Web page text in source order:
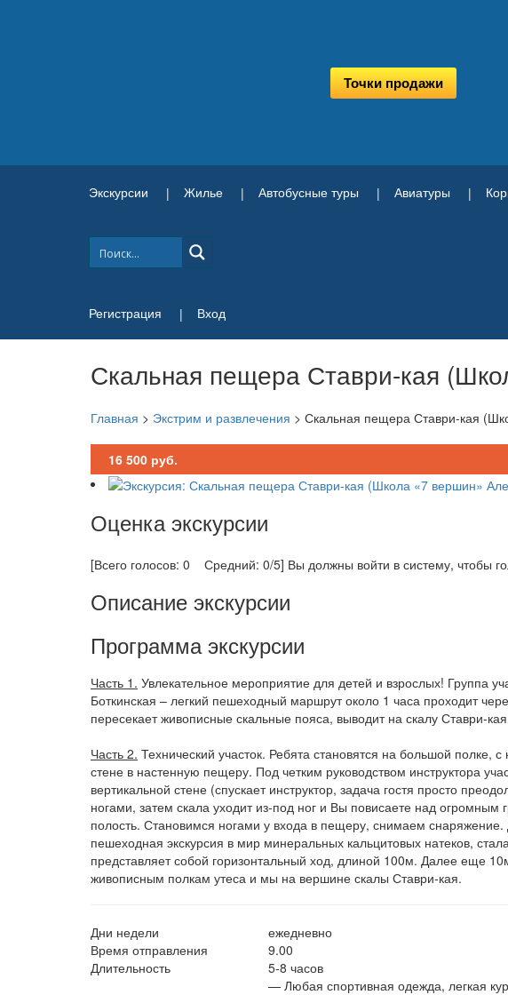
Точки продажи
Экскурсии Жилье Автобусные туры Авиатуры
Регистрация Вход
Скальная пещера Ставри-кая
Главная > Экстрим и развлечения > Скальная пещера Ставри-кая
16 500 руб.
Оценка экскурсии
[Всего голосов: 0 Средний: 0/5] Вы должны войти в систему, чтобы
Описание экскурсии
Программа экскурсии
Часть 1. Увлекательное мероприятие для детей и взрослых! Группа
Боткинская – легкий пешеходный маршрут около 1 часа проходит
пересекает живописные скальные пояса, выводит на скалу Ставри-
Часть 2. Технический участок. Ребята становятся на большой полке,
стене в настенную пещеру. Под четким руководством инструктора
вертикальной стене (спускает инструктор, задача гостя просто
ногами, затем скала уходит из-под ног и Вы повисаете над
полость. Становимся ногами у входа в пещеру, снимаем снаряжение.
пешеходная экскурсия в мир минеральных кальцитовых натеков,
представляет собой горизонтальный ход, длиной 100м. Далее еще
живописным полкам утеса и мы на вершине скалы Ставри-кая.
Дни недели
ежедневно
Время отправления
9.00
Длительность
5-8 часов
— Любая спортивная одежда, легкая